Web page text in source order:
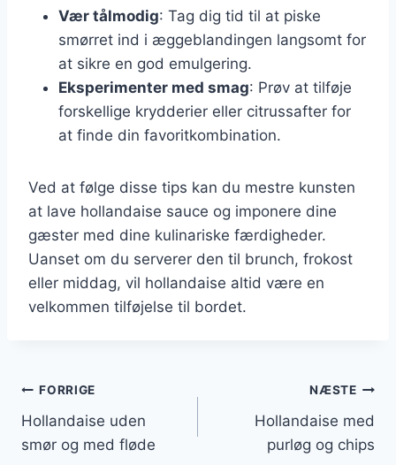
Vær tålmodig: Tag dig tid til at piske
smørret ind i æggeblandingen langsomt for
at sikre en god emulgering.
Eksperimenter med smag: Prøv at tilføje
forskellige krydderier eller citrussafter for
at finde din favoritkombination.
Ved at følge disse tips kan du mestre kunsten
at lave hollandaise sauce og imponere dine
gæster med dine kulinariske færdigheder.
Uanset om du serverer den til brunch, frokost
eller middag, vil hollandaise altid være en
velkommen tilføjelse til bordet.
Indlægsnavigation
FORRIGE
Hollandaise uden
smør og med fløde
NÆSTE
Hollandaise med
purløg og chips